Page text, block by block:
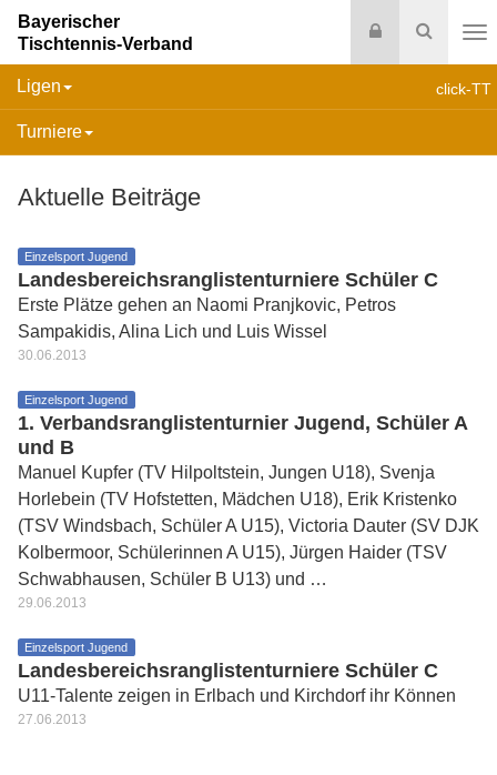
Suche
Login
Bayerischer
Tischtennis-Verband
click-TT
Ligen
Turniere
Aktuelle Beiträge
Einzelsport Jugend
Landesbereichsranglistenturniere Schüler C
Erste Plätze gehen an Naomi Pranjkovic, Petros
Sampakidis, Alina Lich und Luis Wissel
30.06.2013
Einzelsport Jugend
1. Verbandsranglistenturnier Jugend, Schüler A
und B
Manuel Kupfer (TV Hilpoltstein, Jungen U18), Svenja
Horlebein (TV Hofstetten, Mädchen U18), Erik Kristenko
(TSV Windsbach, Schüler A U15), Victoria Dauter (SV DJK
Kolbermoor, Schülerinnen A U15), Jürgen Haider (TSV
Schwabhausen, Schüler B U13) und …
29.06.2013
Einzelsport Jugend
Landesbereichsranglistenturniere Schüler C
U11-Talente zeigen in Erlbach und Kirchdorf ihr Können
27.06.2013